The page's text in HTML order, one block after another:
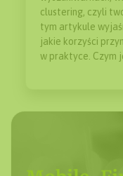
clustering, czyli
tym artykule
jakie korzyści
w praktyce. Czym